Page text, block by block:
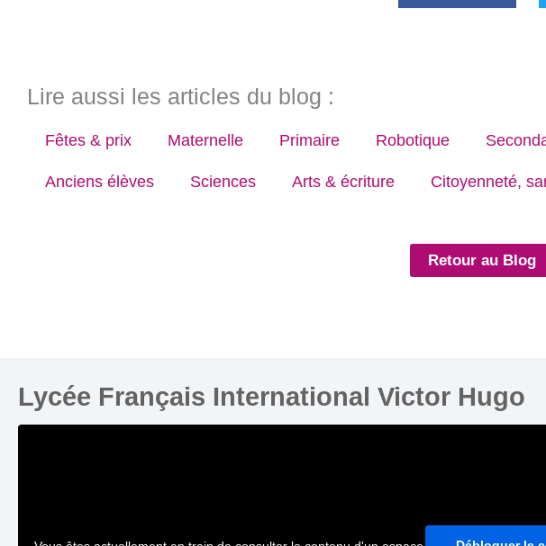
Lire aussi les articles du blog :
Fêtes & prix Maternelle Primaire Robotique
Anciens élèves Sciences Arts & écriture Citoyenneté,
Retour au Blog
Lycée Français International Victor Hugo